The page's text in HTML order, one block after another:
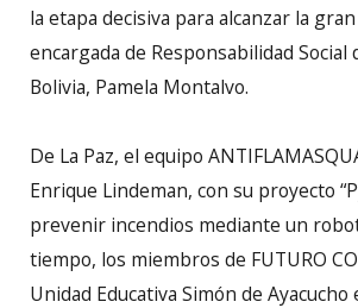
la etapa decisiva para alcanzar la
encargada de Responsabilidad Social
Bolivia, Pamela Montalvo.
De La Paz, el equipo
Enrique Lindeman, con su proyecto
prevenir incendios mediante un
tiempo, los miembros de FUTURO
Unidad Educativa Simón de Ayacucho